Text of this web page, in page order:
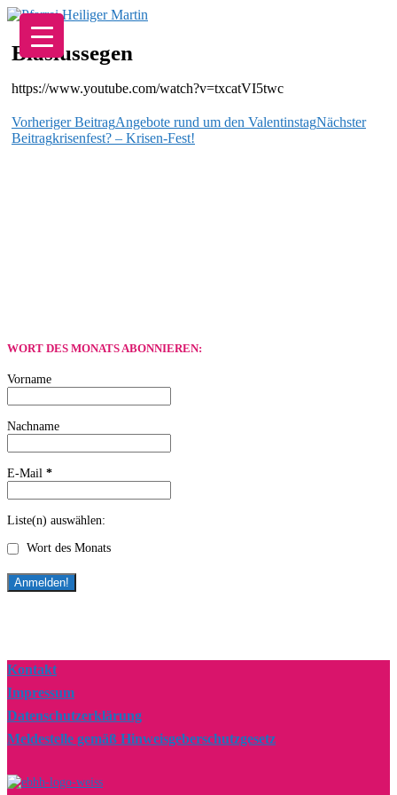
Zum
Inhalt
springen
Blasiussegen
https://www.youtube.com/watch?v=txcatVI5twc
Beitragsnavigation
Vorheriger BeitragAngebote rund um den ValentinstagNächster
Beitragkrisenfest? – Krisen-Fest!
WORT DES MONATS ABONNIEREN:
Vorname
Nachname
E-Mail *
Liste(n) auswählen:
Wort des Monats
Kontakt
Impressum
Datenschutzerklärung
Meldestelle gemäß Hinweisgeberschutzgesetz